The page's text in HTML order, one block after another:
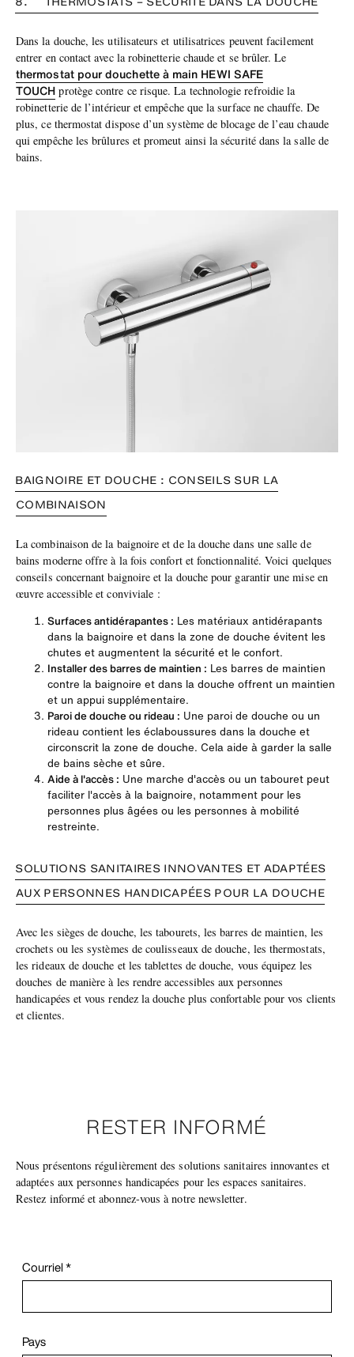
Dans la douche, les utilisateurs et utilisatrices peuvent facilement
entrer en contact avec la robinetterie chaude et se brûler. Le
thermostat pour douchette à main HEWI SAFE
TOUCH protège contre ce risque. La technologie refroidie la
robinetterie de l’intérieur et empêche que la surface ne chauffe. De
plus, ce thermostat dispose d’un système de blocage de l’eau chaude
qui empêche les brûlures et promeut ainsi la sécurité dans la salle de
bains.
BAIGNOIRE ET DOUCHE : CONSEILS SUR LA
COMBINAISON
La combinaison de la baignoire et de la douche dans une salle de
bains moderne offre à la fois confort et fonctionnalité. Voici quelques
conseils concernant baignoire et la douche pour garantir une mise en
œuvre accessible et conviviale :
Surfaces antidérapantes : Les matériaux antidérapants
dans la baignoire et dans la zone de douche évitent les
chutes et augmentent la sécurité et le confort.
Installer des barres de maintien : Les barres de maintien
contre la baignoire et dans la douche offrent un maintien
et un appui supplémentaire.
Paroi de douche ou rideau : Une paroi de douche ou un
rideau contient les éclaboussures dans la douche et
circonscrit la zone de douche. Cela aide à garder la salle
de bains sèche et sûre.
Aide à l'accès : Une marche d'accès ou un tabouret peut
faciliter l'accès à la baignoire, notamment pour les
personnes plus âgées ou les personnes à mobilité
restreinte.
SOLUTIONS SANITAIRES INNOVANTES ET ADAPTÉES
AUX PERSONNES HANDICAPÉES POUR LA DOUCHE
Avec les sièges de douche, les tabourets, les barres de maintien, les
crochets ou les systèmes de coulisseaux de douche, les thermostats,
les rideaux de douche et les tablettes de douche, vous équipez les
douches de manière à les rendre accessibles aux personnes
handicapées et vous rendez la douche plus confortable pour vos clients
et clientes.
RESTER INFORMÉ
Nous présentons régulièrement des solutions sanitaires innovantes et
adaptées aux personnes handicapées pour les espaces sanitaires.
Restez informé et abonnez-vous à notre newsletter.